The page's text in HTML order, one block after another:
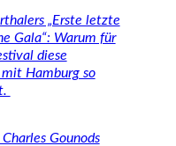
„Erste letzte
Gala“: Warum für
diese
Hamburg so
Gounods